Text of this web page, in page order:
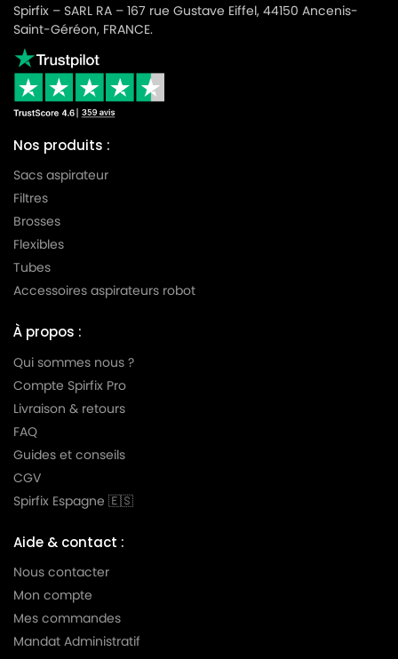
Spirfix – SARL RA – 167 rue Gustave Eiffel, 44150 Ancenis-
Saint-Géréon, FRANCE.
Nos produits :
Sacs aspirateur
Filtres
Brosses
Flexibles
Tubes
Accessoires aspirateurs robot
À propos :
Qui sommes nous ?
Compte Spirfix Pro
Livraison & retours
FAQ
Guides et conseils
CGV
Spirfix Espagne 🇪🇸
Aide & contact :
Nous contacter
Mon compte
Mes commandes
Mandat Administratif